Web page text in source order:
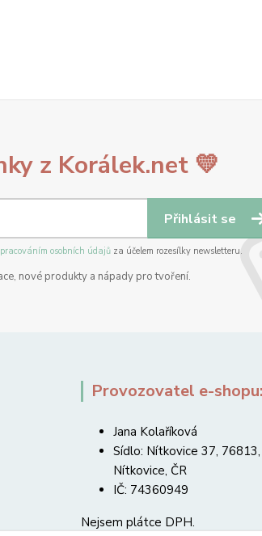
z Korálek.net 💛
Přihlásit se
osobních údajůza účelem rozesílky newsletteru.
nové produkty a nápady pro tvoření.
Provozovatel e-
Jana Kolaříková
Sídlo: Nítkovice 37, 76813,
Nítkovice, ČR
IČ: 74360949
Nejsem plátce DPH.